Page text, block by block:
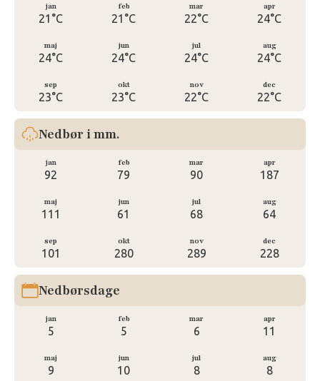
jan
21°C
feb
21°C
mar
22°C
apr
24°C
maj
24°C
jun
24°C
jul
24°C
aug
24°C
sep
23°C
okt
23°C
nov
22°C
dec
22°C
Nedbør i mm.
jan
92
feb
79
mar
90
apr
187
maj
111
jun
61
jul
68
aug
64
sep
101
okt
280
nov
289
dec
228
Nedbørsdage
jan
5
feb
5
mar
6
apr
11
maj
9
jun
10
jul
8
aug
8